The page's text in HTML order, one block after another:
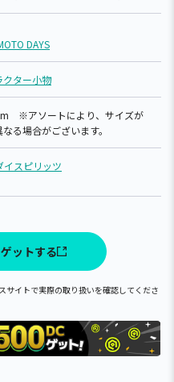
DAYS
クター小物
※アソートにより、サイズが
る場合がございます。
イスピリッツ
ットする
イトで実際の取り扱いを確認してくださ